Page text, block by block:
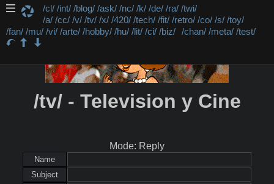
/cl/ /int/ /blog/ /ask/ /nc/ /k/ /de/ /ra/ /twi/
/a/ /cc/ /v/ /tv/ /x/ /420/ /tech/ /fit/ /retro/ /co/ /s/ /toy/
/fan/ /mu/ /vi/ /arte/ /hobby/ /hu/ /lit/ /ci/ /biz/ /chan/ /meta/ /test/
/tv/ - Television y Cine
Mode: Reply
Name
Subject